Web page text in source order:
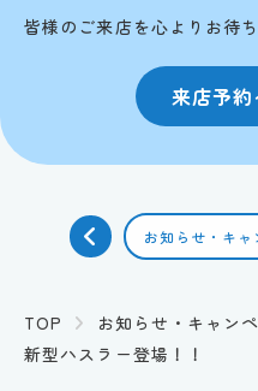
皆様のご来店を心よりお待
来店予
お知らせ・キャ
TOP
お知らせ・キャン
新型ハスラー登場！！